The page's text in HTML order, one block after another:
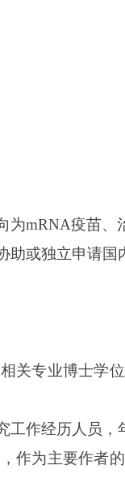
为mRNA疫苗、
或独立申请国
关专业博士学
作经历人员，
作为主要作者